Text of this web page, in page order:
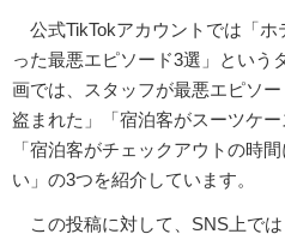
公式TikTokアカウントでは「ホ
った最悪エピソード3選」という
画では、スタッフが最悪エピソ
盗まれた」「宿泊客がスーツケー
「宿泊客がチェックアウトの時
い」の3つを紹介しています。
この投稿に対して、SNS上で